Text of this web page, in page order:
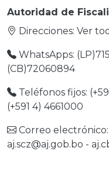
Autoridad de
Direcciones: Ver
WhatsApps:
(CB)72060894
Teléfonos fijos:
(+591 4) 4661000
Correo electrónico:
aj.scz@aj.gob.bo -